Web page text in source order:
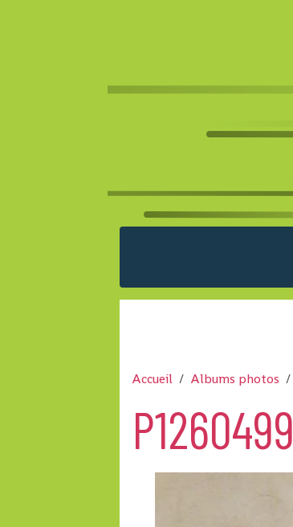
Accueil Albums photos
P1260499